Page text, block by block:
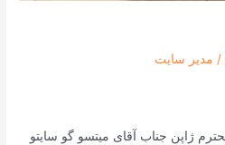
/ مدیر سایت
ژاپن جناب آقای میتسو گو سایتو